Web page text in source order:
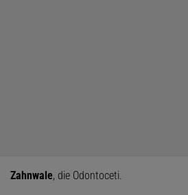
Zahnwale, die Odontoceti.